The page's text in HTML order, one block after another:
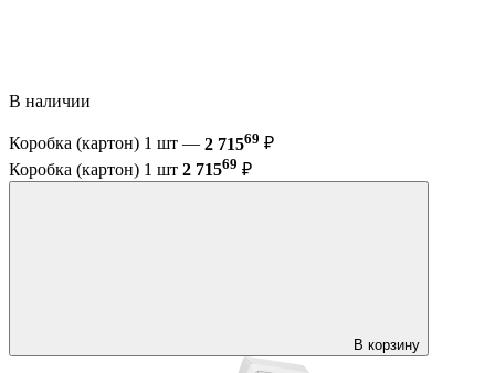
В наличии
Коробка (картон) 1 шт — 2 71569 ₽
Коробка (картон) 1 шт 2 71569 ₽
В корзину